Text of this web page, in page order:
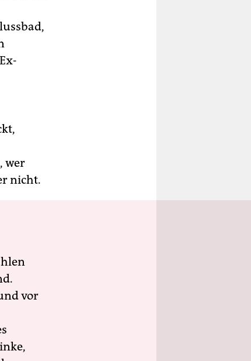
wer
nicht.
vor